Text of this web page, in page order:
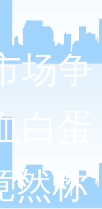
场争
白蛋
然称